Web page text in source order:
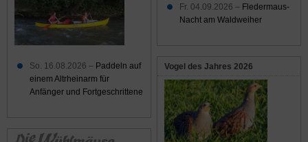
Fr. 04.09.2026 – Fledermaus-
Nacht am Waldweiher
Vogel des Jahres 2026
So. 16.08.2026 – Paddeln auf
einem Altrheinarm für
Anfänger und Fortgeschrittene